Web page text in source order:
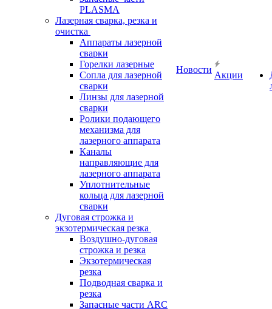
PLASMA
Лазерная сварка, резка и
очистка
Аппараты лазерной
сварки
Горелки лазерные
Сопла для лазерной
сварки
Линзы для лазерной
сварки
Ролики подающего
механизма для
лазерного аппарата
Каналы
направляющие для
лазерного аппарата
Уплотнительные
кольца для лазерной
сварки
Дуговая строжка и
экзотермическая резка
Воздушно-дуговая
строжка и резка
Экзотермическая
резка
Подводная сварка и
резка
Запасные части ARC
Новости
Акции